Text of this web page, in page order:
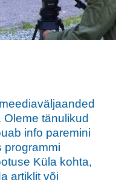
tänulikud
info paremini
programmi
Küla kohta,
artiklit või